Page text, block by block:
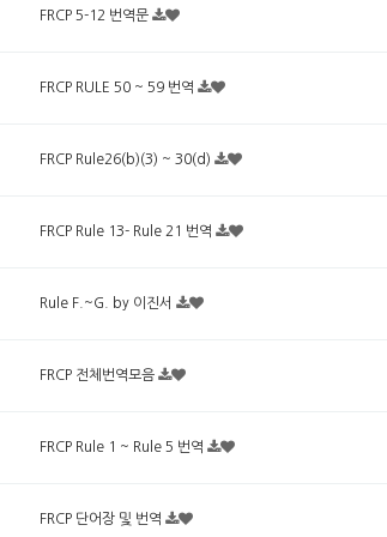
FRCP 5-12 번역문
FRCP RULE 50 ~ 59 번역
FRCP Rule26(b)(3) ~ 30(d)
FRCP Rule 13- Rule 21 번역
Rule F.~G. by 이진서
FRCP 전체번역모음
FRCP Rule 1 ~ Rule 5 번역
FRCP 단어장 및 번역